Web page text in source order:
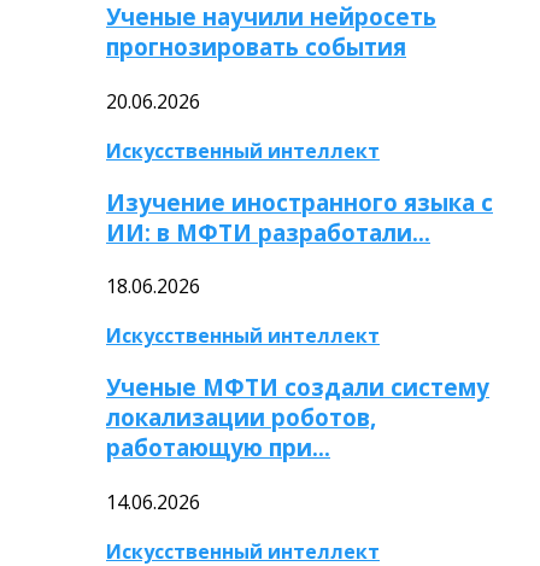
Ученые научили нейросеть
прогнозировать события
20.06.2026
Искусственный интеллект
Изучение иностранного языка с
ИИ: в МФТИ разработали…
18.06.2026
Искусственный интеллект
Ученые МФТИ создали систему
локализации роботов,
работающую при…
14.06.2026
Искусственный интеллект